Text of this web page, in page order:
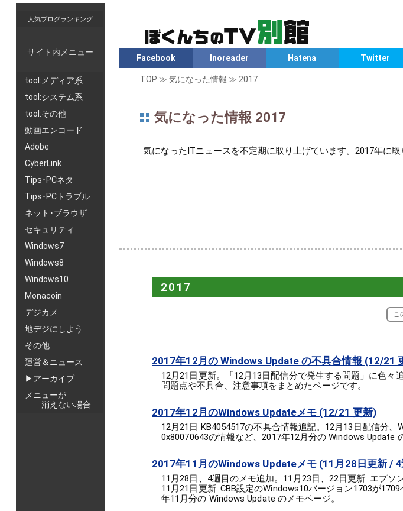
人気ブログランキング
サイト内メニュー
tool:メディア系
tool:システム系
tool:その他
動画エンコード
Adobe
CyberLink
Tips･PCネタ
Tips･PCトラブル
ネット･ブラウザ
セキュリティ
Windows7
Windows8
Windows10
Monacoin
デジカメ
地デジにしよう
その他
運営＆ニュース
▶アーカイブ
メニューが
消えない場合
Facebook Inoreader Hatena Twitter
TOP ≫ 気になった情報 ≫ 2017
気になった情報 2017
気になったITニュースを不定期に取り上げています。2017年に
2017
こ
2017年12月の Windows Update の不具合情報 (12/21
12月21日更新。「12月13日配信分で発生する問題」に色
問題点や不具合、注意事項をまとめたページです。
2017年12月のWindows Updateメモ (12/21 更新)
12月21日 KB4054517の不具合情報追記。12月13日配信分
0x80070643の情報など、2017年12月分の Windows Update
2017年11月のWindows Updateメモ (11月28日更新 /
11月28日、4週目のメモ追加。11月23日、22日更新: エプソ
11月21日更新: CBB設定のWindows10バージョン1703が
年11月分の Windows Update のメモページ。